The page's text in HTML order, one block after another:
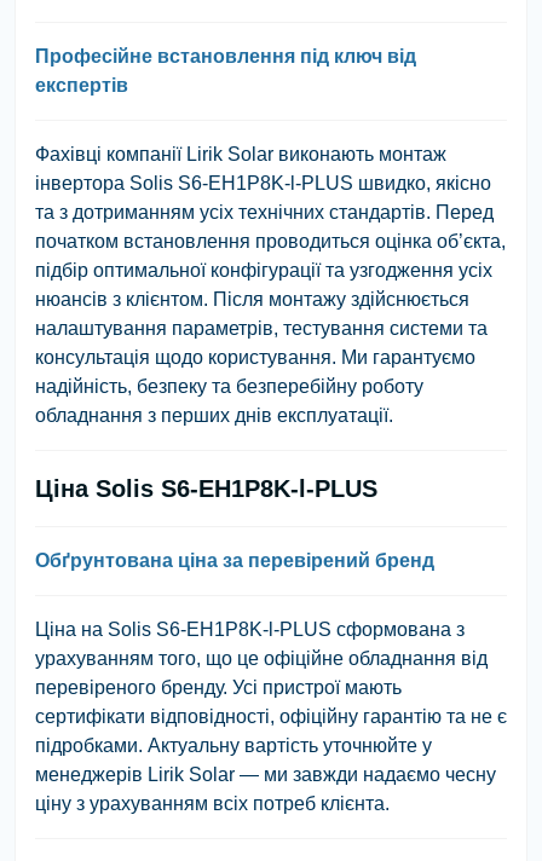
Професійне встановлення під ключ від
експертів
Фахівці компанії Lirik Solar виконають монтаж
інвертора Solis S6-EH1P8K-l-PLUS швидко, якісно
та з дотриманням усіх технічних стандартів. Перед
початком встановлення проводиться оцінка об’єкта,
підбір оптимальної конфігурації та узгодження усіх
нюансів з клієнтом. Після монтажу здійснюється
налаштування параметрів, тестування системи та
консультація щодо користування. Ми гарантуємо
надійність, безпеку та безперебійну роботу
обладнання з перших днів експлуатації.
Ціна Solis S6-EH1P8K-l-PLUS
Обґрунтована ціна за перевірений бренд
Ціна на Solis S6-EH1P8K-l-PLUS сформована з
урахуванням того, що це офіційне обладнання від
перевіреного бренду. Усі пристрої мають
сертифікати відповідності, офіційну гарантію та не є
підробками. Актуальну вартість уточнюйте у
менеджерів Lirik Solar — ми завжди надаємо чесну
ціну з урахуванням всіх потреб клієнта.